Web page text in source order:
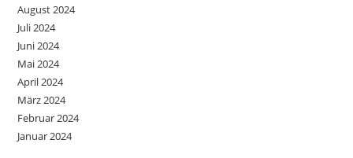
August 2024
Juli 2024
Juni 2024
Mai 2024
April 2024
März 2024
Februar 2024
Januar 2024